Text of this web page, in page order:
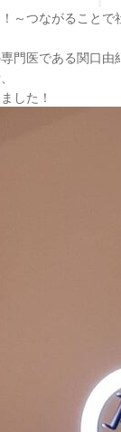
～つながることで
門医である関口由
した！